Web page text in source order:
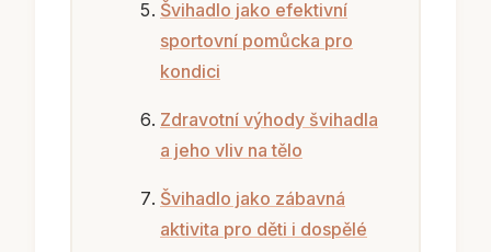
Švihadlo jako efektivní
sportovní pomůcka pro
kondici
Zdravotní výhody švihadla
a jeho vliv na tělo
Švihadlo jako zábavná
aktivita pro děti i dospělé